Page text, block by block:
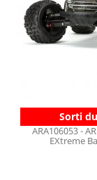
Sorti
ARA106053 -
EXtreme